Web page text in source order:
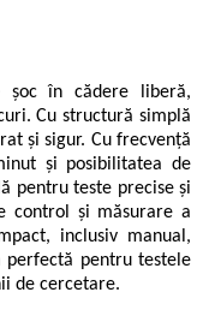
șoc în cădere liberă,
Cu structură simplă
și sigur. Cu frecvență
și posibilitatea de
pentru teste precise și
control și măsurare a
inclusiv manual,
perfectă pentru testele
de cercetare.